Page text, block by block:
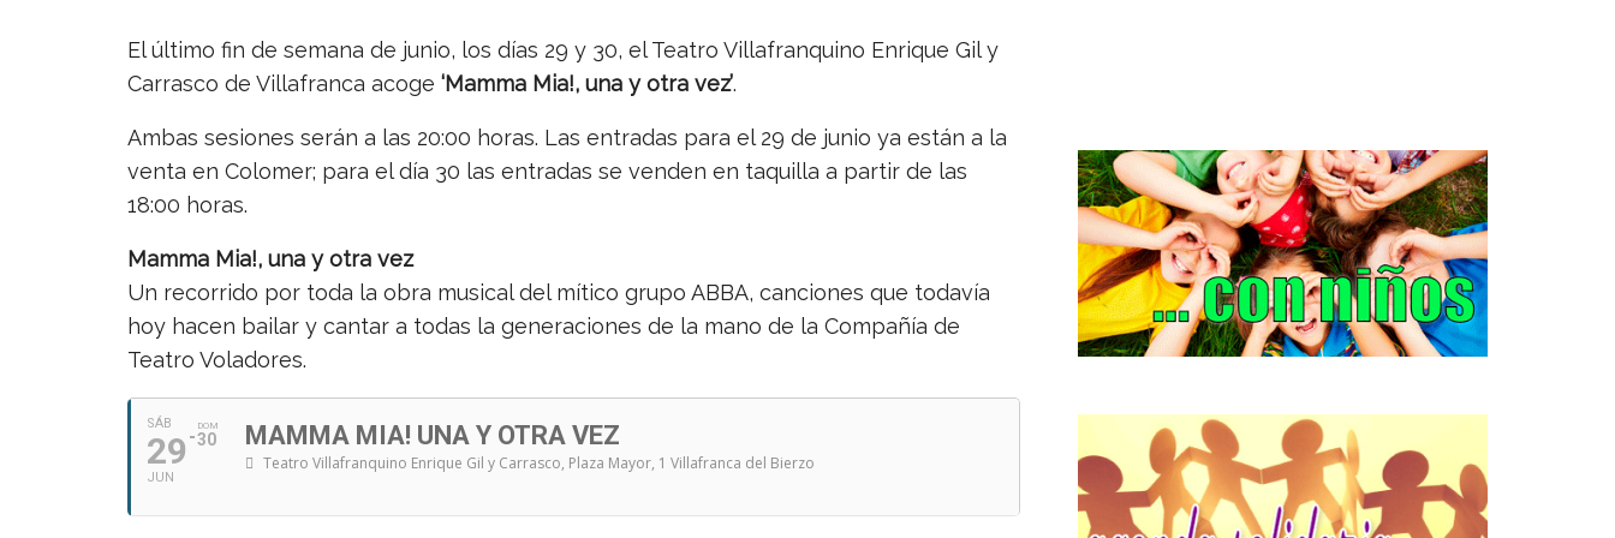
El último fin de semana de junio, los días 29 y 30, el Teatro Villafranquino Enrique Gil y
Carrasco de Villafranca acoge ‘Mamma Mia!, una y otra vez’.
Ambas sesiones serán a las 20:00 horas. Las entradas para el 29 de junio ya están a la
venta en Colomer; para el día 30 las entradas se venden en taquilla a partir de las
18:00 horas.
Mamma Mia!, una y otra vez
Un recorrido por toda la obra musical del mítico grupo ABBA, canciones que todavía
hoy hacen bailar y cantar a todas la generaciones de la mano de la Compañía de
Teatro Voladores.
SÁB
29
JUN
DOM
30 MAMMA MIA! UNA Y OTRA VEZ
Teatro Villafranquino Enrique Gil y Carrasco, Plaza Mayor, 1 Villafranca del Bierzo